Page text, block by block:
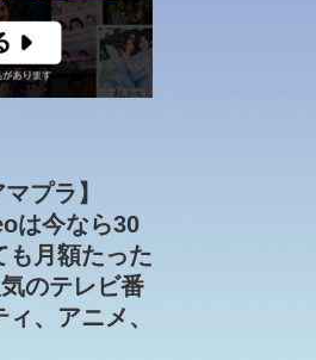
プラ】
は今なら30
も月額たった
のテレビ番
、アニメ、